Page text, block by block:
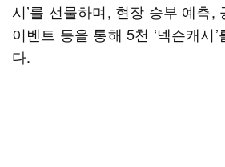
시’를 선물하며, 현장 승부 예측,
이벤트 등을 통해 5천 ‘넥슨캐시
다.